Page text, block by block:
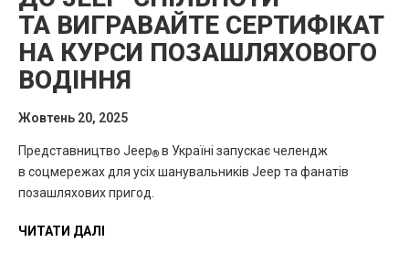
ТА ВИГРАВАЙТЕ СЕРТИФІКАТ
НА КУРСИ ПОЗАШЛЯХОВОГО
ВОДІННЯ
Жовтень 20, 2025
Представництво Jeep® в Україні запускає челендж
в соцмережах для усіх шанувальників Jeep та фанатів
позашляхових пригод.
ЧИТАТИ ДАЛІ